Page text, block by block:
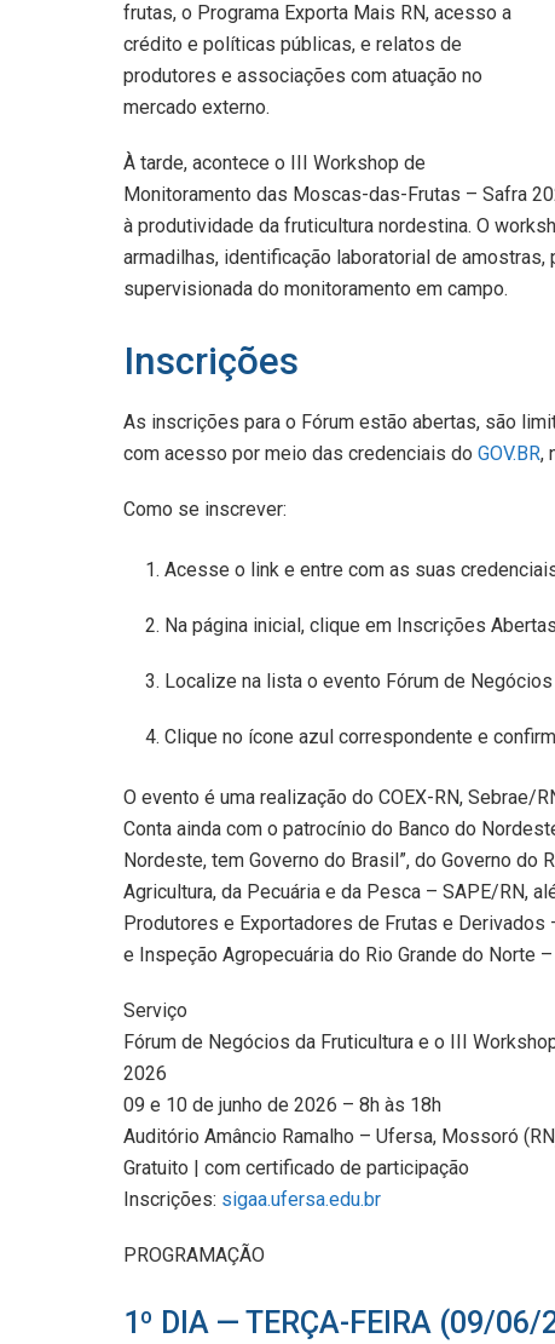
frutas, o Programa Exporta Mais RN, acesso a
crédito e políticas públicas, e relatos de
produtores e associações com atuação no
mercado externo.
À tarde, acontece o III Workshop de
Monitoramento das Moscas-das-Frutas – Safra
à produtividade da fruticultura nordestina. O
armadilhas, identificação laboratorial de
supervisionada do monitoramento em campo.
Inscrições
As inscrições para o Fórum estão abertas, são
com acesso por meio das credenciais do GOV.BR,
Como se inscrever:
Acesse o link e entre com as suas
Na página inicial, clique em Inscrições
Localize na lista o evento Fórum de Negócios
Clique no ícone azul correspondente e
O evento é uma realização do COEX-RN, Sebrae/
Conta ainda com o patrocínio do Banco do
Nordeste, tem Governo do Brasil”, do Governo do
Agricultura, da Pecuária e da Pesca – SAPE/RN,
Produtores e Exportadores de Frutas e
e Inspeção Agropecuária do Rio Grande do Norte –
Serviço
Fórum de Negócios da Fruticultura e o III
2026
09 e 10 de junho de 2026 – 8h às 18h
Auditório Amâncio Ramalho – Ufersa, Mossoró
Gratuito | com certificado de participação
Inscrições: sigaa.ufersa.edu.br
PROGRAMAÇÃO
1º DIA — TERÇA-FEIRA (09/06/